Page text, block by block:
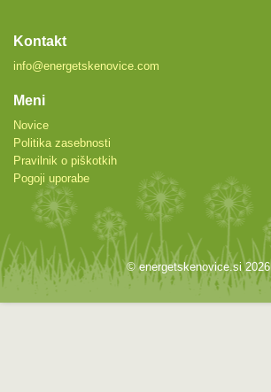
Kontakt
info@energetskenovice.com
Meni
Novice
Politika zasebnosti
Pravilnik o piškotkih
Pogoji uporabe
© energetskenovice.si 2026